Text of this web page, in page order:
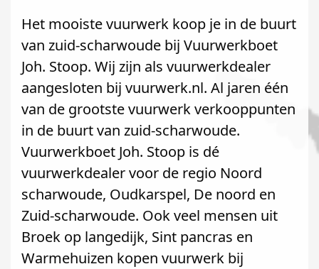
Het mooiste vuurwerk koop je in de buurt
van zuid-scharwoude bij Vuurwerkboet
Joh. Stoop. Wij zijn als vuurwerkdealer
aangesloten bij vuurwerk.nl. Al jaren één
van de grootste vuurwerk verkooppunten
in de buurt van zuid-scharwoude.
Vuurwerkboet Joh. Stoop is dé
vuurwerkdealer voor de regio Noord
scharwoude, Oudkarspel, De noord en
Zuid-scharwoude. Ook veel mensen uit
Broek op langedijk, Sint pancras en
Warmehuizen kopen vuurwerk bij